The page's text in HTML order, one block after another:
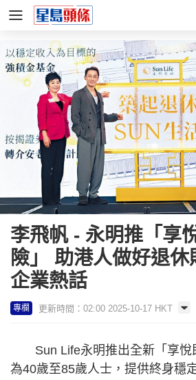
李飛帆 - 永明推「享
險」 助港人做好退休
企業熱話
專欄 更新時間：02:00 2025-10-17 HKT
Sun Life永明推出全新「享悅
為40歲至85歲人士，提供終身穩